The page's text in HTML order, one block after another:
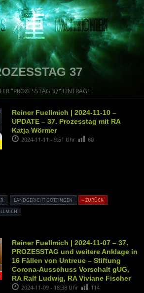
37
"PROZESSTAG 37" EINTRÄGE
Reiner Fuellmich | 2024-11-10 –
UPDATE – 37. Prozesstag mit RA
Katja Wörmer
2024-11-11 - 9:51 Uhr 60
LANDGERICHT GÖTTINGEN
« ZURÜCK
Reiner Fuellmich | 2024-11-07 – 37.
PROZESSTAG und weitere Anklage in
16 Fällen von Untreue – Stiftung
Corona-Ausschuss Vorschalt gUG,
RA Ralf Ludwig, RA Viviane Fischer
2024-11-09 - 18:38 Uhr 114